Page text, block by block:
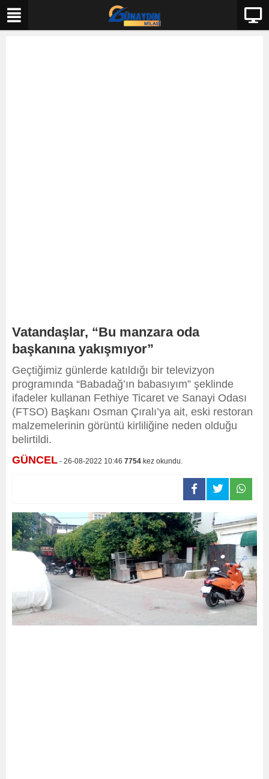
Vatandaşlar, “Bu manzara oda
başkanına yakışmıyor”
Geçtiğimiz günlerde katıldığı bir televizyon
programında “Babadağ’ın babasıyım” şeklinde
ifadeler kullanan Fethiye Ticaret ve Sanayi Odası
(FTSO) Başkanı Osman Çıralı’ya ait, eski restoran
malzemelerinin görüntü kirliliğine neden olduğu
belirtildi.
GÜNCEL - 26-08-2022 10:46 7754 kez okundu.